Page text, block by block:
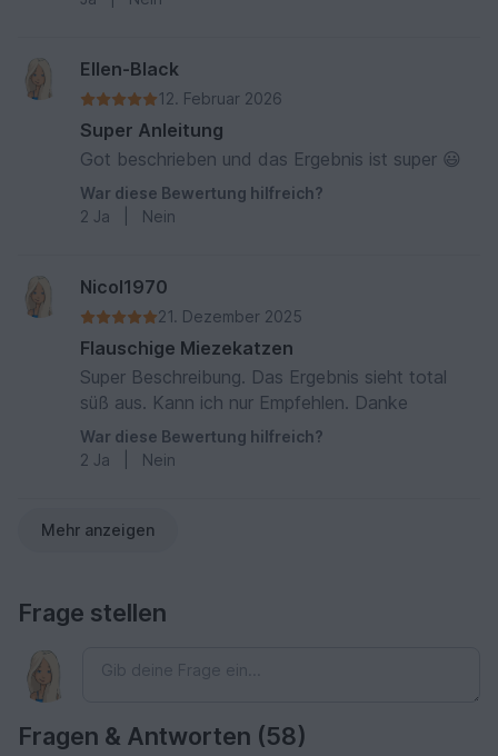
Ellen-Black
12. Februar 2026
Super Anleitung
Got beschrieben und das Ergebnis ist super 😃
War diese Bewertung hilfreich?
2 Ja Nein
Nicol1970
21. Dezember 2025
Flauschige Miezekatzen
Super Beschreibung. Das Ergebnis sieht total
süß aus. Kann ich nur Empfehlen. Danke
War diese Bewertung hilfreich?
2 Ja Nein
Mehr anzeigen
Frage stellen
Fragen & Antworten (58)